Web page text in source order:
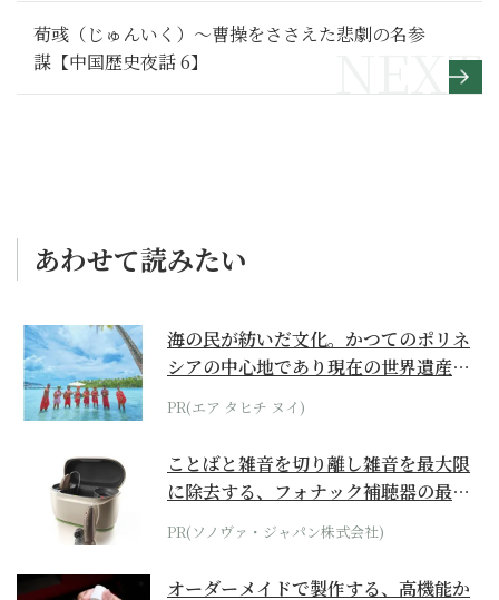
荀彧（じゅんいく）～曹操をささえた悲劇の名参
謀【中国歴史夜話 6】
あわせて読みたい
海の民が紡いだ文化。かつてのポリネ
シアの中心地であり現在の世界遺産か
らみえてくる...
PR(エア タヒチ ヌイ)
ことばと雑音を切り離し雑音を最大限
に除去する、フォナック補聴器の最上
位モデル
PR(ソノヴァ・ジャパン株式会社)
オーダーメイドで製作する、高機能か